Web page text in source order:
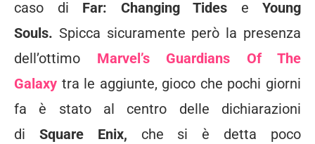
caso di Far: Changing Tides e Young
Souls. Spicca sicuramente però la presenza
dell’ottimo Marvel’s Guardians Of The
Galaxy tra le aggiunte, gioco che pochi giorni
fa è stato al centro delle dichiarazioni
di Square Enix, che si è detta poco